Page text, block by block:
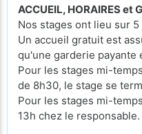
ACCUEIL, HORAIRES et
Nos stages ont lieu sur
Un accueil gratuit est
qu'une garderie payante
Pour les stages mi-
de 8h30, le stage se
Pour les stages mi-
13h chez le responsable.